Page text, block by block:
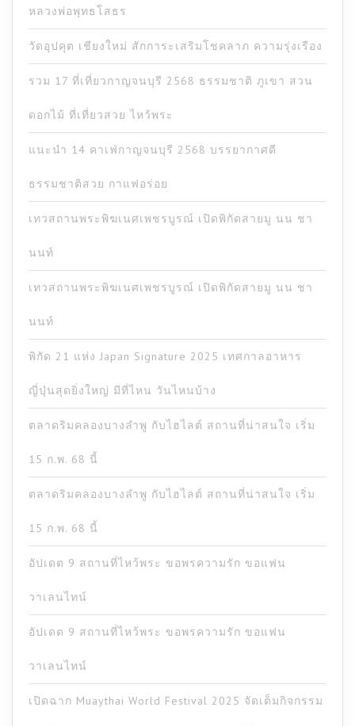
หลวงพ่อพุทธโสธร
วัดอุปคุต เชียงใหม่ สักการะเสริมโชคลาภ ความรุ่งเรือง
รวม 17 ที่เที่ยวกาญจนบุรี 2568 ธรรมชาติ ภูเขา สวน
ดอกไม้ ที่เที่ยวสวย ไหว้พระ
แนะนำ 14 คาเฟ่กาญจนบุรี 2568 บรรยากาศดี
ธรรมชาติสวย กาแฟอร่อย
เทวสถานพระพิฆเนศเพชรบูรณ์ เปิดพิกัดสายมู นน ชา
นนท์
เทวสถานพระพิฆเนศเพชรบูรณ์ เปิดพิกัดสายมู นน ชา
นนท์
พิกัด 21 แห่ง Japan Signature 2025 เทศกาลอาหาร
ญี่ปุ่นสุดยิ่งใหญ่ มีที่ไหน วันไหนบ้าง
ตลาดริมคลองบางลำพู กับไฮไลต์ สถานที่น่าสนใจ เริ่ม
15 ก.พ. 68 นี้
ตลาดริมคลองบางลำพู กับไฮไลต์ สถานที่น่าสนใจ เริ่ม
15 ก.พ. 68 นี้
อัปเดต 9 สถานที่ไหว้พระ ขอพรความรัก ขอแฟน
วาเลนไทน์
อัปเดต 9 สถานที่ไหว้พระ ขอพรความรัก ขอแฟน
วาเลนไทน์
เปิดฉาก Muaythai World Festival 2025 จัดเต็มกิจกรรม